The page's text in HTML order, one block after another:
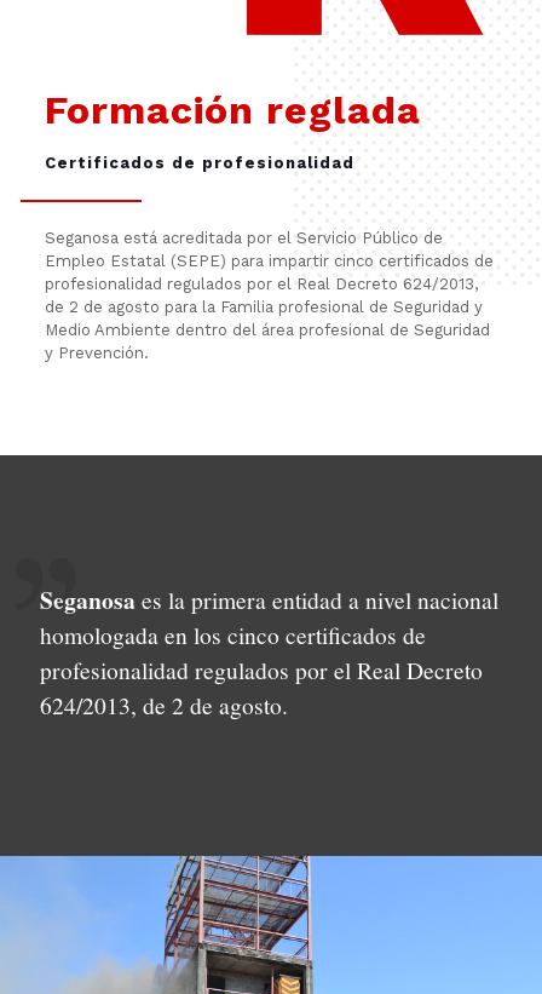
Formación reglada
Certificados de profesionalidad
Seganosa está acreditada por el Servicio Público de
Empleo Estatal (SEPE) para impartir cinco certificados de
profesionalidad regulados por el Real Decreto 624/2013,
de 2 de agosto para la Familia profesional de Seguridad y
Medio Ambiente dentro del área profesional de Seguridad
y Prevención.
Seganosaes la primera entidad a nivel nacional
homologada en los cinco certificados de
profesionalidad regulados por el Real Decreto
624/2013, de 2 de agosto.